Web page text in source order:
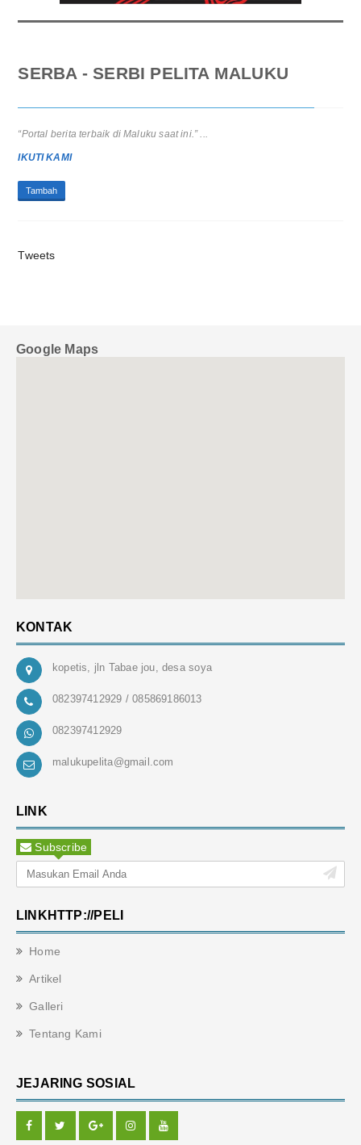
SERBA - SERBI PELITA MALUKU
“Portal berita terbaik di Maluku saat ini.” ...
IKUTI KAMI
Pra RAT KSP CU Hati Amboina 2025: Pemerintah Apresiasi Peran
Tambah
Tweets
Google Maps
KONTAK
kopetis, jln Tabae jou, desa soya
082397412929 / 085869186013
082397412929
malukupelita@gmail.com
LINK
Subscribe
LINKHTTP://PELI
Home
Artikel
Galleri
Tentang Kami
JEJARING SOSIAL